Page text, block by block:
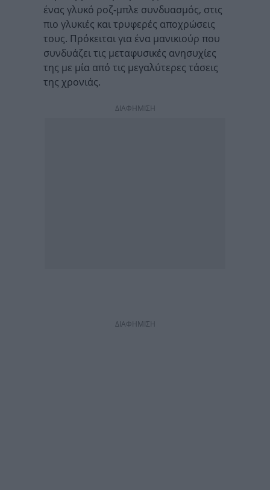
ένας γλυκό ροζ-μπλε συνδυασμός, στις
πιο γλυκιές και τρυφερές αποχρώσεις
τους. Πρόκειται για ένα μανικιούρ που
συνδυάζει τις μεταφυσικές ανησυχίες
της με μία από τις μεγαλύτερες τάσεις
της χρονιάς.
ΔΙΑΦΗΜΙΣΗ
ΔΙΑΦΗΜΙΣΗ